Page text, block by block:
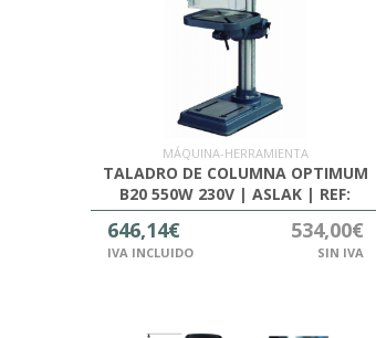
MÁQUINA-HERRAMIENTA
TALADRO DE COLUMNA OPTIMUM
B20 550W 230V | ASLAK | REF:
3008201
646,14€
IVA INCLUIDO
534,00€
SIN IVA